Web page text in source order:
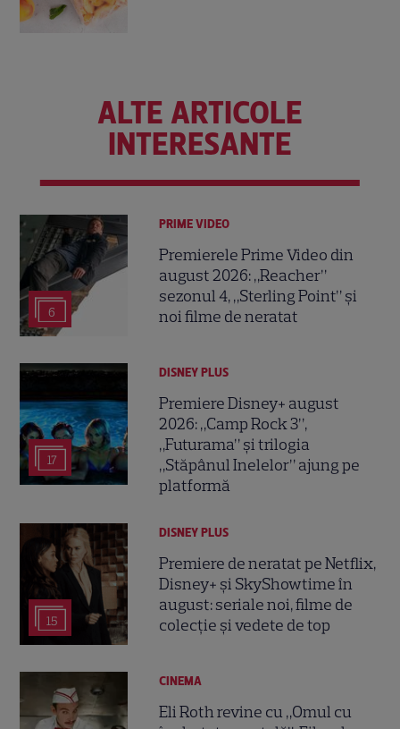
ALTE ARTICOLE
INTERESANTE
6
PRIME VIDEO
Premierele Prime Video din
august 2026: „Reacher”
sezonul 4, „Sterling Point” și
noi filme de neratat
17
DISNEY PLUS
Premiere Disney+ august
2026: „Camp Rock 3”,
„Futurama” și trilogia
„Stăpânul Inelelor” ajung pe
platformă
15
DISNEY PLUS
Premiere de neratat pe Netflix,
Disney+ și SkyShowtime în
august: seriale noi, filme de
colecție și vedete de top
CINEMA
Eli Roth revine cu „Omul cu